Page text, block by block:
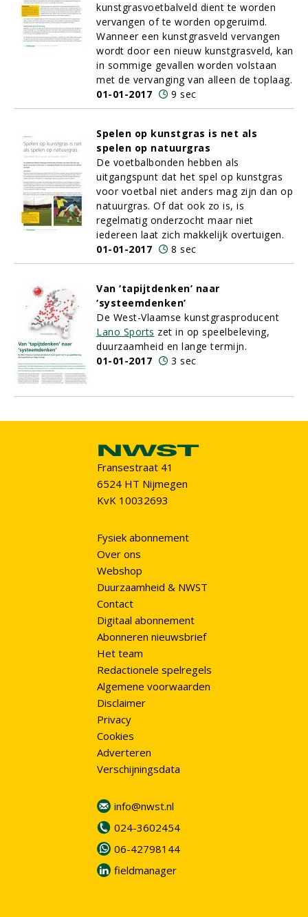
kunstgrasvoetbalveld dient te worden
vervangen of te worden opgeruimd.
Wanneer een kunstgrasveld vervangen
wordt door een nieuw kunstgrasveld, kan
in sommige gevallen worden volstaan
met de vervanging van alleen de toplaag.
01-01-2017
9 sec
Spelen op kunstgras is net als
spelen op natuurgras
De voetbalbonden hebben als
uitgangspunt dat het spel op kunstgras
voor voetbal niet anders mag zijn dan op
natuurgras. Of dat ook zo is, is
regelmatig onderzocht maar niet
iedereen laat zich makkelijk overtuigen.
01-01-2017
8 sec
Van ‘tapijtdenken’ naar
‘systeemdenken’
De West-Vlaamse kunstgrasproducent
Lano Sports zet in op speelbeleving,
duurzaamheid en lange termijn.
01-01-2017
3 sec
Fransestraat 41
6524 HT Nijmegen
KvK 10032693
Fysiek abonnement
Over ons
Webshop
Duurzaamheid & NWST
Contact
Digitaal abonnement
Abonneren nieuwsbrief
Het team
Redactionele spelregels
Algemene voorwaarden
Disclaimer
Privacy
Cookies
Adverteren
Verschijningsdata
info@nwst.nl
024-3602454
06-42798144
fieldmanager